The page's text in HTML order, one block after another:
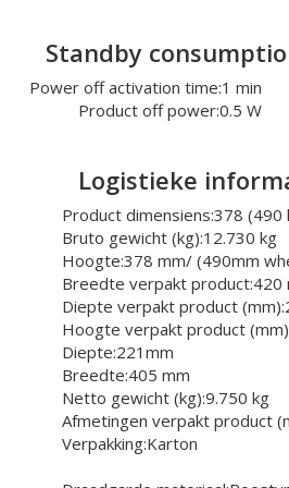
Standby
Power off activation time:1 min
Product off power:0.5 W
Logistieke
Product dimensiens:378 (490
Bruto gewicht (kg):12.730 kg
Hoogte:378 mm/ (490mm
Breedte verpakt product:420
Diepte verpakt product (mm):
Hoogte verpakt product
Diepte:221mm
Breedte:405 mm
Netto gewicht (kg):9.750 kg
Afmetingen verpakt product
Verpakking:Karton